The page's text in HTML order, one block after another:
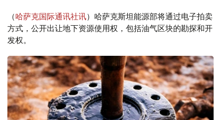
（哈萨克国际通讯社讯）哈萨克斯坦能源部将通过电子拍卖
方式，公开出让地下资源使用权，包括油气区块的勘探和开
发权。